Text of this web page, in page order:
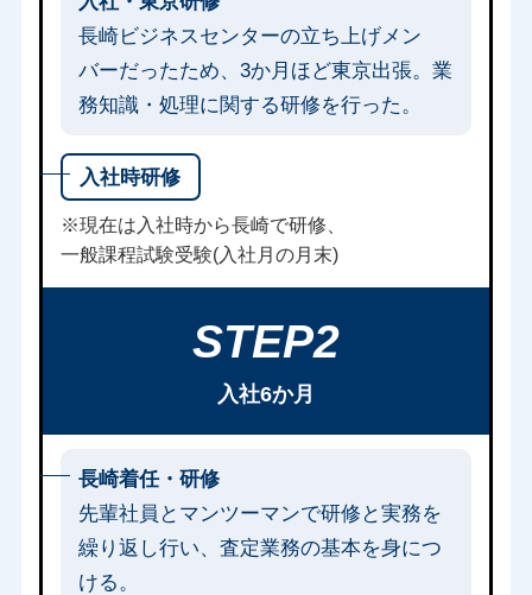
長崎ビジネスセンターの立ち上げメン
バーだったため、3か月ほど東京出張。業
務知識・処理に関する研修を行った。
入社時研修
※現在は入社時から長崎で研修、
一般課程試験受験(入社月の月末)
STEP2
入社6か月
長崎着任・研修
先輩社員とマンツーマンで研修と実務を
繰り返し行い、査定業務の基本を身につ
ける。